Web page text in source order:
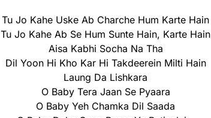
Tu Jo Kahe Uske Ab Charche Hum Karte Hain
Tu Jo Kahe Ab Se Hum Sunte Hain, Karte Hain
Aisa Kabhi Socha Na Tha
Dil Yoon Hi Kho Kar Hi Takdeerein Milti Hain
Laung Da Lishkara
O Baby Tera Jaan Se Pyaara
O Baby Yeh Chamka Dil Saada